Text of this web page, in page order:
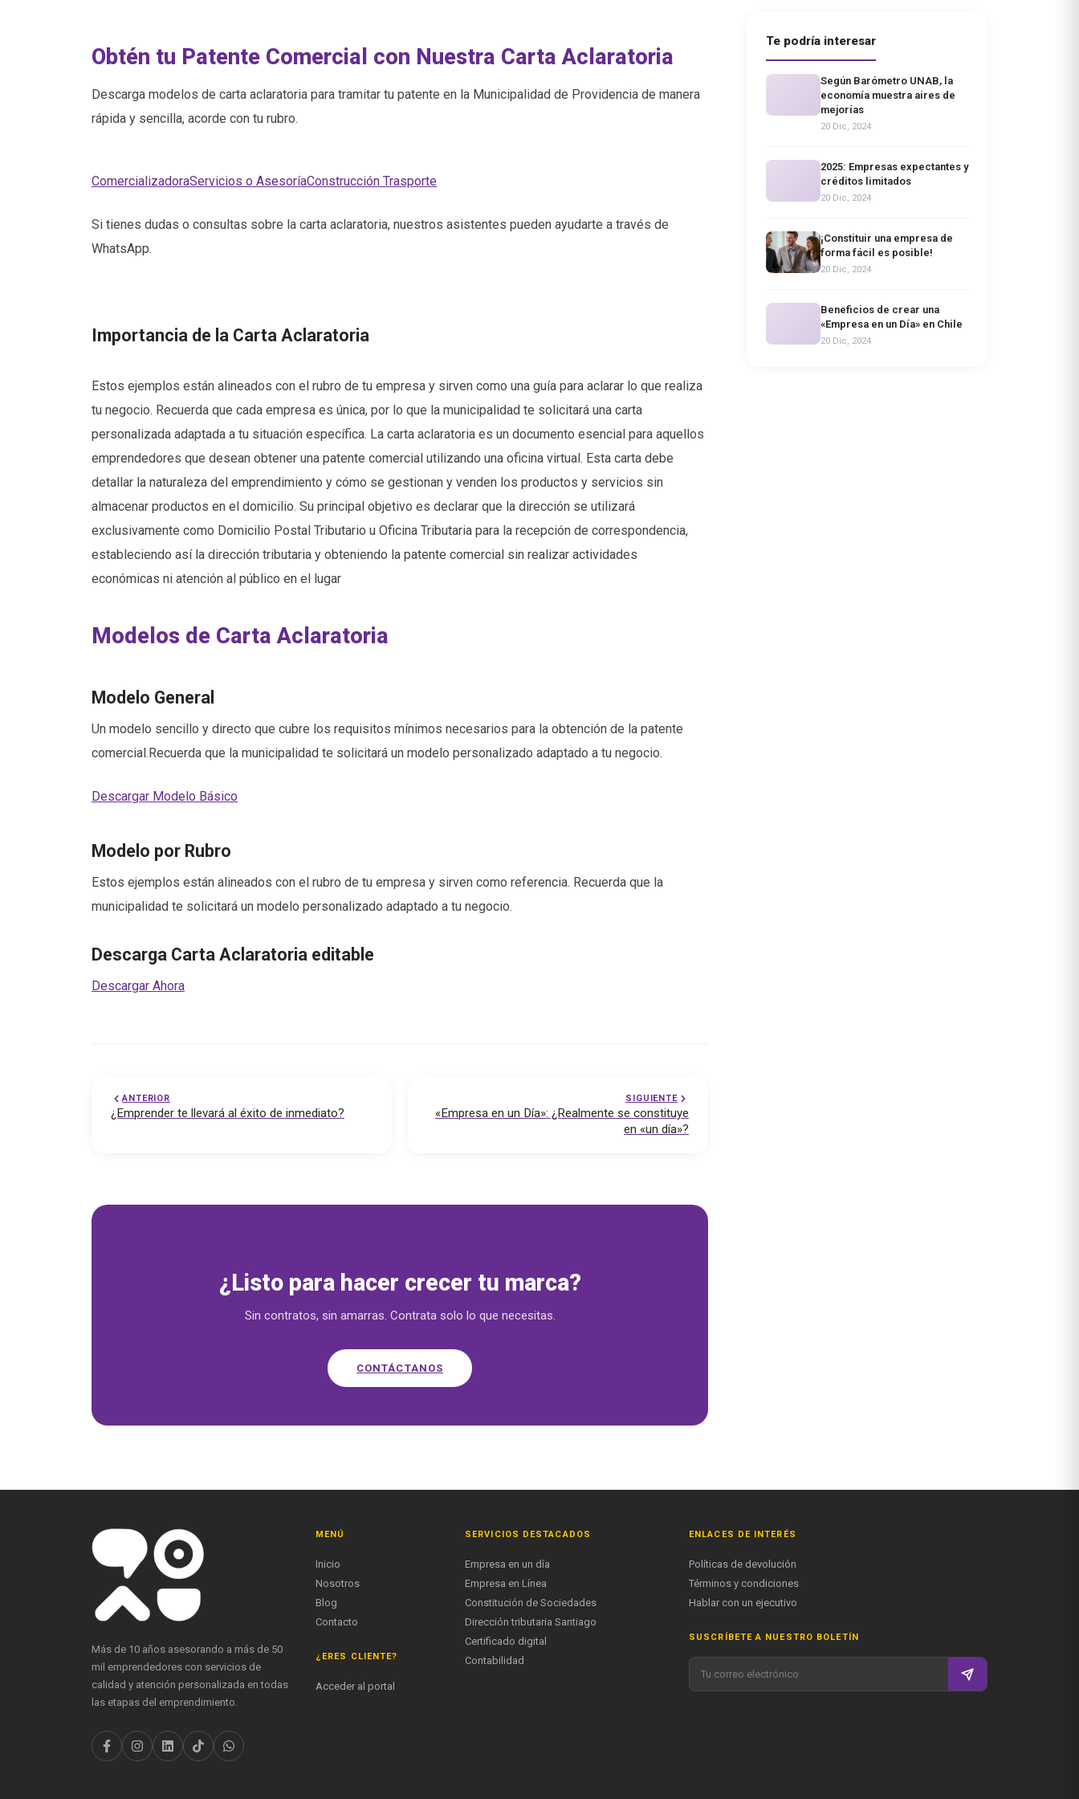
Obtén tu Patente Comercial con Nuestra Carta Aclaratoria
Descarga modelos de carta aclaratoria para tramitar tu patente en la Municipalidad de Providencia de manera
rápida y sencilla, acorde con tu rubro.
ComercializadoraServicios o AsesoríaConstrucción Trasporte
Si tienes dudas o consultas sobre la carta aclaratoria, nuestros asistentes pueden ayudarte a través de
WhatsApp.
Importancia de la Carta Aclaratoria
Estos ejemplos están alineados con el rubro de tu empresa y sirven como una guía para aclarar lo que realiza
tu negocio. Recuerda que cada empresa es única, por lo que la municipalidad te solicitará una carta
personalizada adaptada a tu situación específica. La carta aclaratoria es un documento esencial para aquellos
emprendedores que desean obtener una patente comercial utilizando una oficina virtual. Esta carta debe
detallar la naturaleza del emprendimiento y cómo se gestionan y venden los productos y servicios sin
almacenar productos en el domicilio. Su principal objetivo es declarar que la dirección se utilizará
exclusivamente como Domicilio Postal Tributario u Oficina Tributaria para la recepción de correspondencia,
estableciendo así la dirección tributaria y obteniendo la patente comercial sin realizar actividades
económicas ni atención al público en el lugar
Modelos de Carta Aclaratoria
Modelo General
Un modelo sencillo y directo que cubre los requisitos mínimos necesarios para la obtención de la patente
comercial.Recuerda que la municipalidad te solicitará un modelo personalizado adaptado a tu negocio.
Descargar Modelo Básico
Modelo por Rubro
Estos ejemplos están alineados con el rubro de tu empresa y sirven como referencia. Recuerda que la
municipalidad te solicitará un modelo personalizado adaptado a tu negocio.
Descarga Carta Aclaratoria editable
Descargar Ahora
ANTERIOR
¿Emprender te llevará al éxito de inmediato?
SIGUIENTE
«Empresa en un Día»: ¿Realmente se constituye
en «un día»?
¿Listo para hacer crecer tu marca?
Sin contratos, sin amarras. Contrata solo lo que necesitas.
CONTÁCTANOS
Te podría interesar
Según Barómetro UNAB, la
economía muestra aires de
mejorías
20 Dic, 2024
2025: Empresas expectantes y
créditos limitados
20 Dic, 2024
¡Constituir una empresa de
forma fácil es posible!
20 Dic, 2024
Beneficios de crear una
«Empresa en un Día» en Chile
20 Dic, 2024
Más de 10 años asesorando a más de 50
mil emprendedores con servicios de
calidad y atención personalizada en todas
las etapas del emprendimiento.
MENÚ
Inicio
Nosotros
Blog
Contacto
¿ERES CLIENTE?
Acceder al portal
SERVICIOS DESTACADOS
Empresa en un día
Empresa en Línea
Constitución de Sociedades
Dirección tributaria Santiago
Certificado digital
Contabilidad
ENLACES DE INTERÉS
Políticas de devolución
Términos y condiciones
Hablar con un ejecutivo
SUSCRÍBETE A NUESTRO BOLETÍN